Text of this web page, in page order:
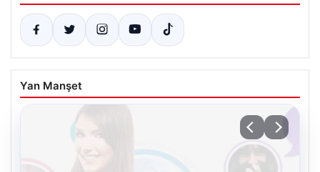
Yan Manşet